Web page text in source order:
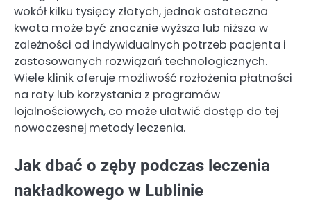
wokół kilku tysięcy złotych, jednak ostateczna
kwota może być znacznie wyższa lub niższa w
zależności od indywidualnych potrzeb pacjenta i
zastosowanych rozwiązań technologicznych.
Wiele klinik oferuje możliwość rozłożenia płatności
na raty lub korzystania z programów
lojalnościowych, co może ułatwić dostęp do tej
nowoczesnej metody leczenia.
Jak dbać o zęby podczas leczenia
nakładkowego w Lublinie